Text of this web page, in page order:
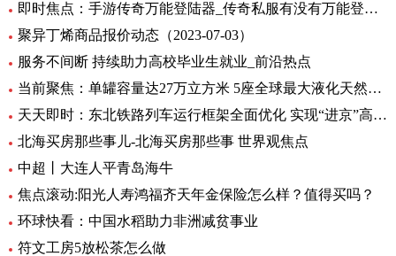
即时焦点：手游传奇万能登陆器_传奇私服有没有万能登录器
聚异丁烯商品报价动态（2023-07-03）
服务不间断 持续助力高校毕业生就业_前沿热点
当前聚焦：单罐容量达27万立方米 5座全球最大液化天然气储罐主体结构完工
天天即时：东北铁路列车运行框架全面优化 实现“进京”高铁“公交化”
北海买房那些事儿-北海买房那些事 世界观焦点
中超丨大连人平青岛海牛
焦点滚动:阳光人寿鸿福齐天年金保险怎么样？值得买吗？
环球快看：中国水稻助力非洲减贫事业
符文工房5放松茶怎么做